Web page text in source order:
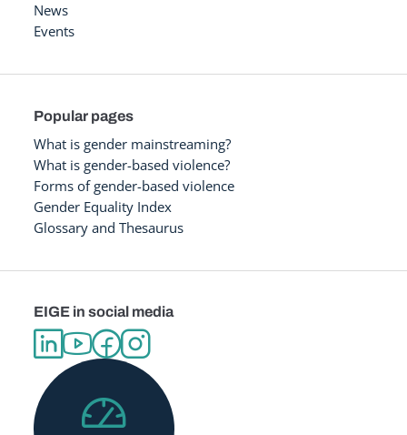
News
Events
Popular pages
What is gender mainstreaming?
What is gender-based violence?
Forms of gender-based violence
Gender Equality Index
Glossary and Thesaurus
EIGE in social media